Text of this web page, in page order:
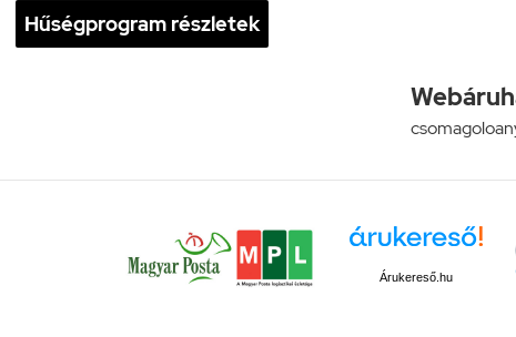
Hűségprogram részletek
Árukereső.hu